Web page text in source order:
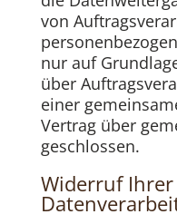
von
nur auf
über
einer
Vertrag über
geschlossen.
Widerruf